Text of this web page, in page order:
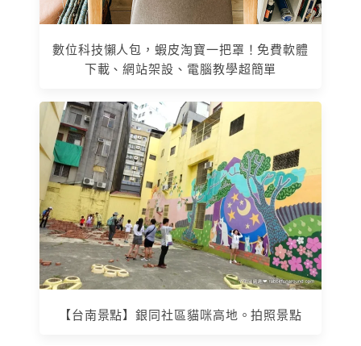
數位科技懶人包，蝦皮淘寶一把罩！免費軟體
下載、網站架設、電腦教學超簡單
【台南景點】銀同社區貓咪高地。拍照景點